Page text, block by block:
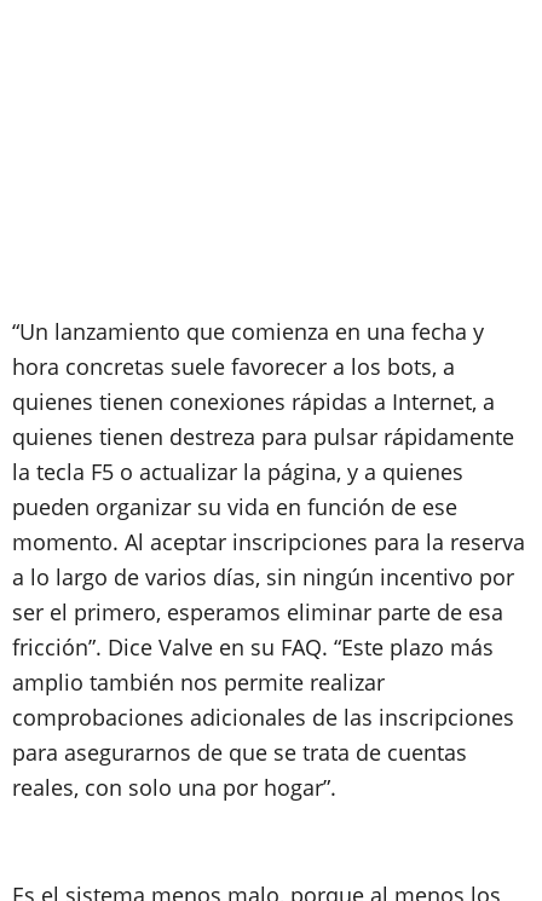
“Un lanzamiento que comienza en una fecha y
hora concretas suele favorecer a los bots, a
quienes tienen conexiones rápidas a Internet, a
quienes tienen destreza para pulsar rápidamente
la tecla F5 o actualizar la página, y a quienes
pueden organizar su vida en función de ese
momento. Al aceptar inscripciones para la reserva
a lo largo de varios días, sin ningún incentivo por
ser el primero, esperamos eliminar parte de esa
fricción”. Dice Valve en su FAQ. “Este plazo más
amplio también nos permite realizar
comprobaciones adicionales de las inscripciones
para asegurarnos de que se trata de cuentas
reales, con solo una por hogar”.
Es el sistema menos malo, porque al menos los